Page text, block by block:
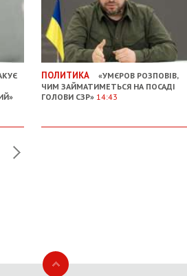
ПОЛИТИКА
«УМЄРОВ РОЗПОВІВ,
ЧИМ ЗАЙМАТИМЕТЬСЯ НА ПОСАДІ
ГОЛОВИ СЗР» 14:43